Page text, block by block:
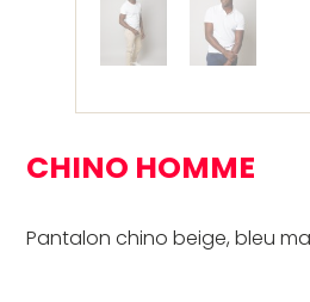
CHINO HOMME
Pantalon chino beige, bleu